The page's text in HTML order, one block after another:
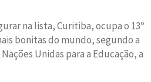
na lista, Curitiba, ocupa o 13º
bonitas do mundo, segundo a
Unidas para a Educação, a